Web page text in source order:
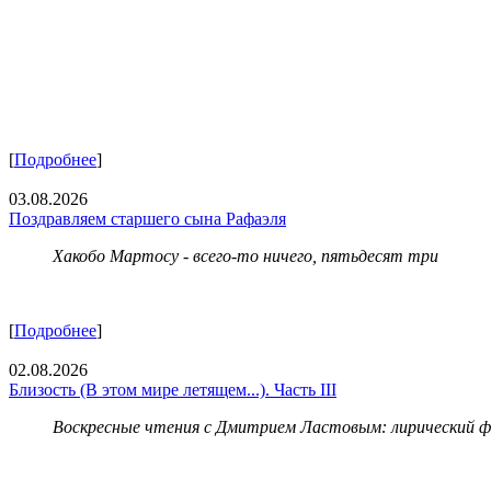
[Подробнее]
03.08.2026
Поздравляем старшего сына Рафаэля
Хакобо Мартосу - всего-то ничего, пятьдесят три
[Подробнее]
02.08.2026
Близость (В этом мире летящем...). Часть III
Воскресные чтения с Дмитрием Ластовым: лирический